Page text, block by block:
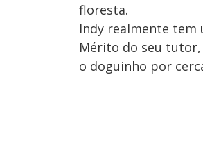
floresta.
Indy realmente tem
Mérito do seu
o doguinho por